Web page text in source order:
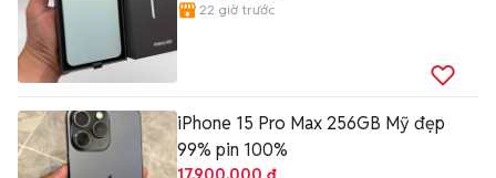
22 giờ trước
iPhone 15 Pro Max 256GB Mỹ đẹp
99% pin 100%